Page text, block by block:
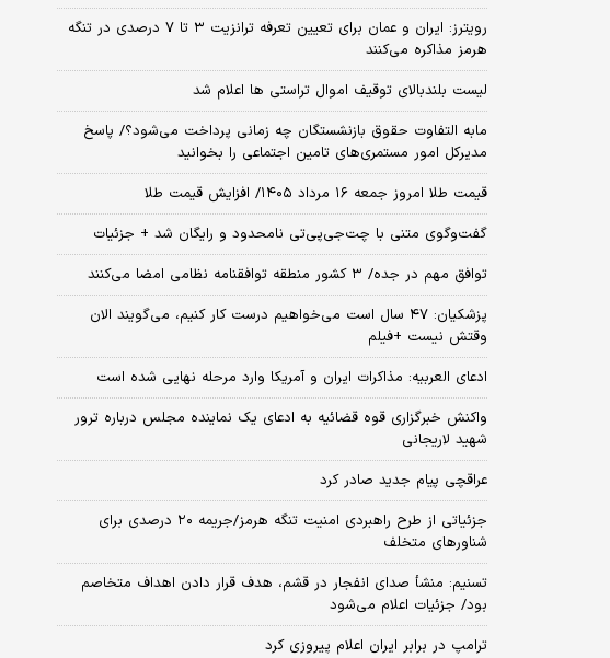
رویترز: ایران و عمان برای تعیین تعرفه ترانزیت ۳ تا ۷ درصدی در تنگه
هرمز مذاکره می‌کنند
لیست بلندبالای توقیف اموال تراستی ها اعلام شد
مابه التفاوت حقوق بازنشستگان چه زمانی پرداخت می‌شود؟/ پاسخ
مدیرکل امور مستمری‌های تامین اجتماعی را بخوانید
قیمت طلا امروز جمعه ۱۶ مرداد ۱۴۰۵/ افزایش قیمت طلا
گفت‌وگوی متنی با چت‌جی‌پی‌تی نامحدود و رایگان شد + جزئیات
توافق مهم در جده/ ۳ کشور منطقه توافقنامه نظامی امضا می‌کنند
پزشکیان: ۴۷ سال است می‌خواهیم درست کار کنیم، می‌گویند الان
وقتش نیست +فیلم
ادعای العربیه: مذاکرات ایران و آمریکا وارد مرحله نهایی شده است
واکنش خبرگزاری قوه قضائیه به ادعای یک نماینده مجلس درباره ترور
شهید لاریجانی
عراقچی پیام جدید صادر کرد
جزئیاتی از طرح راهبردی امنیت تنگه هرمز/جریمه ۲۰ درصدی برای
شناورهای متخلف
تسنیم: منشأ صدای انفجار در قشم، هدف قرار دادن اهداف متخاصم
بود/ جزئیات اعلام می‌شود
ترامپ در برابر ایران اعلام پیروزی کرد